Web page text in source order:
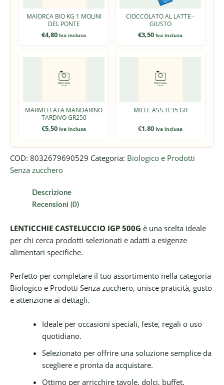
MAIORCA BIO KG 1 MOLINI
DEL PONTE
€4,80 Iva inclusa
CIOCCOLATO AL LATTE -
GIUSTO
€3,50 Iva inclusa
MARMELLATA MANDARINO
TARDIVO GR250
€5,50 Iva inclusa
MIELE ASS.TI 35 GR
€1,80 Iva inclusa
COD: 8032679690529 Categoria: Biologico e Prodotti
Senza zucchero
Descrizione
Recensioni (0)
LENTICCHIE CASTELUCCIO IGP 500G è una scelta ideale
per chi cerca prodotti selezionati e adatti a esigenze
alimentari specifiche.
Perfetto per completare il tuo assortimento nella categoria
Biologico e Prodotti Senza zucchero, unisce praticità, gusto
e attenzione ai dettagli.
Ideale per occasioni speciali, feste, regali o uso
quotidiano.
Selezionato per offrire una soluzione semplice da
scegliere e pronta da acquistare.
Ottimo per arricchire tavole, dolci, buffet,